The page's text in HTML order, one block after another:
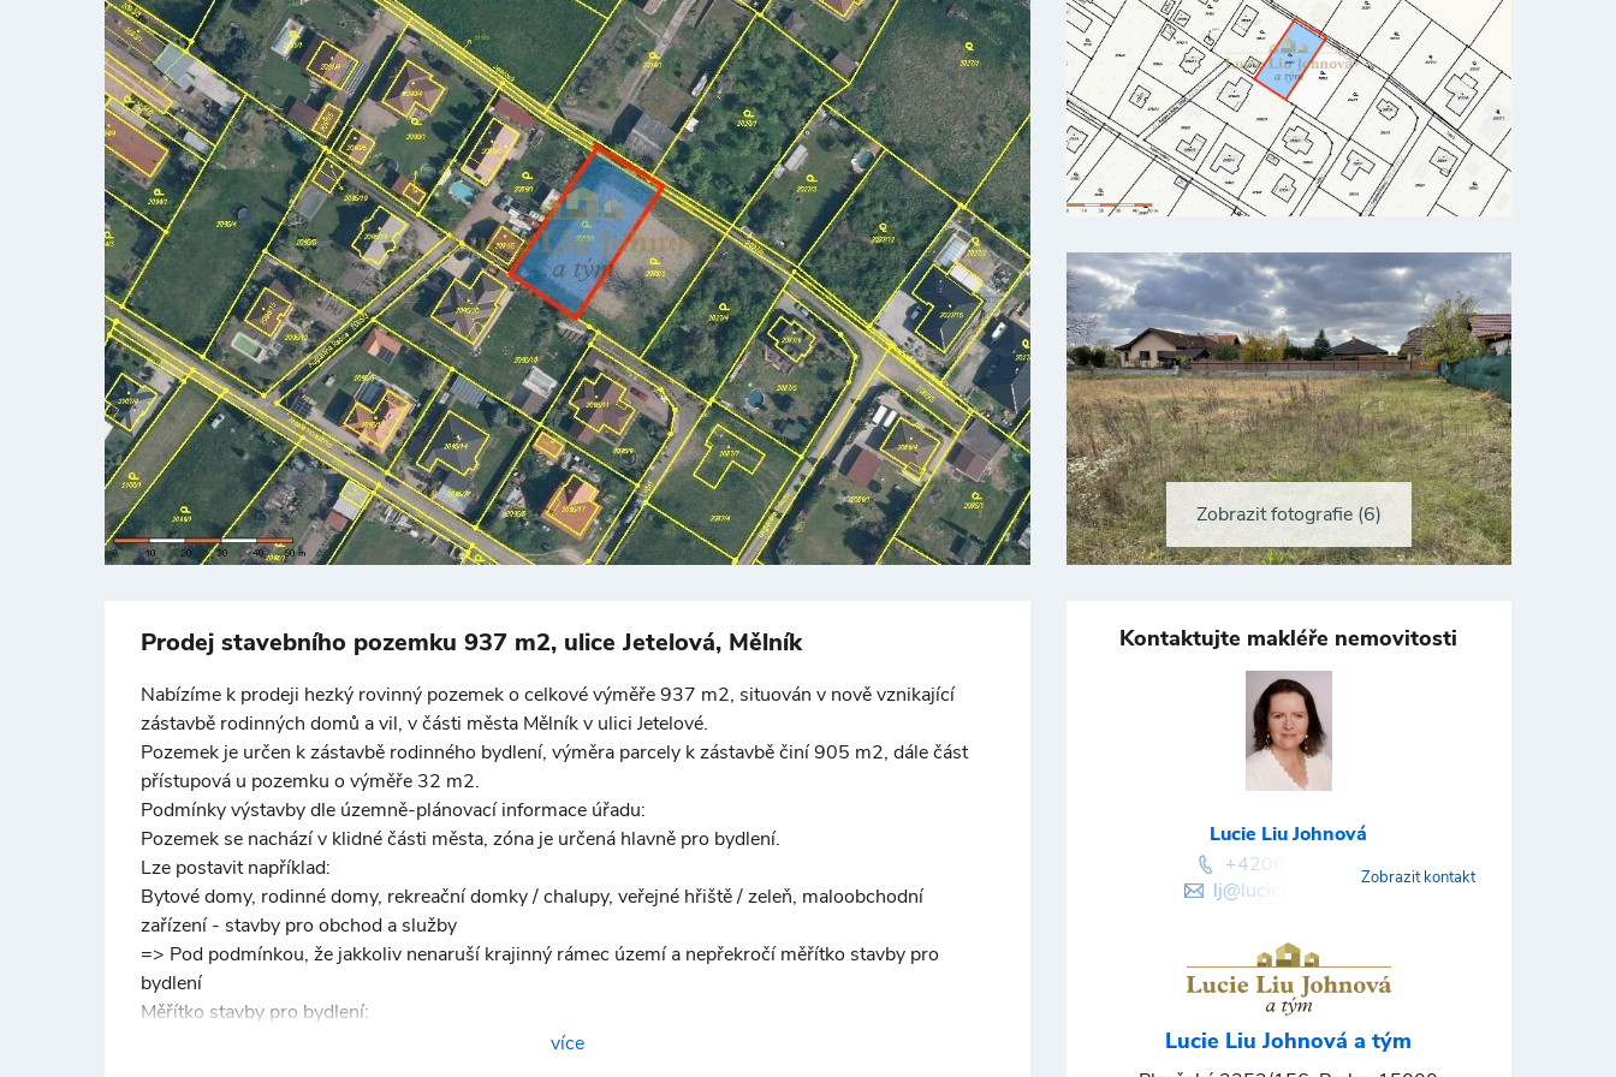
−
Zobrazit fotografie (6)
Prodej stavebního pozemku 937 m2, ulice Jetelová, Mělník
Nabízíme k prodeji hezký rovinný pozemek o celkové výměře 937 m2, situován v nově vznikající
zástavbě rodinných domů a vil, v části města Mělník v ulici Jetelové.
Pozemek je určen k zástavbě rodinného bydlení, výměra parcely k zástavbě činí 905 m2, dále část
přístupová u pozemku o výměře 32 m2.
Podmínky výstavby dle územně-plánovací informace úřadu:
Pozemek se nachází v klidné části města, zóna je určená hlavně pro bydlení.
Lze postavit například:
Bytové domy, rodinné domy, rekreační domky / chalupy, veřejné hřiště / zeleň, maloobchodní
zařízení - stavby pro obchod a služby
=> Pod podmínkou, že jakkoliv nenaruší krajinný rámec území a nepřekročí měřítko stavby pro
bydlení
Měřítko stavby pro bydlení:
- Pozemek určený k zástavbě lze zastavět maximálně ze 30% plochy daného pozemku
více
Kontaktujte makléře nemovitosti
Lucie Liu Johnová
+420602311458
lj@lucieliujohnova.czZobrazit kontakt
Lucie Liu Johnová a tým